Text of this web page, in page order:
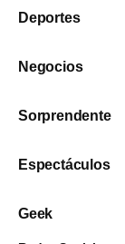
Deportes
Negocios
Sorprendente
Espectáculos
Geek